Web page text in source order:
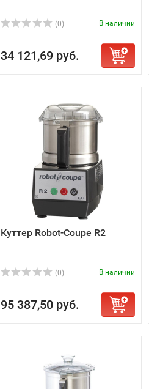
(0) В наличии
34 121,69 руб.
Куттер Robot-Coupe R2
(0) В наличии
95 387,50 руб.